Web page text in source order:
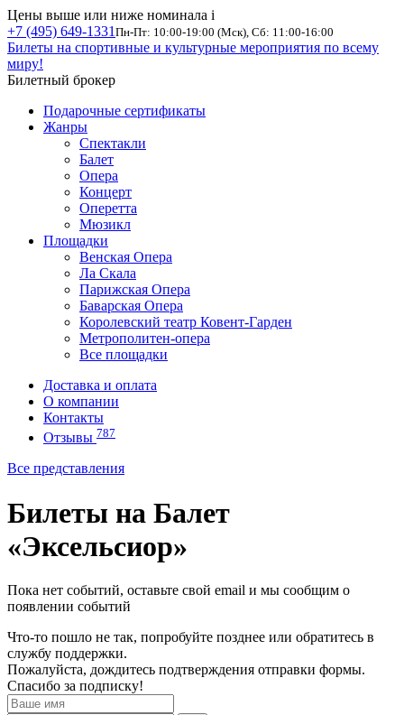
Цены выше или ниже номинала i
+7 (495) 649-1331 Пн-Пт: 10:00-19:00 (Мск), Сб: 11:00-16:00
Билеты на спортивные и культурные мероприятия по всему
миру!
Билетный брокер
Подарочные сертификаты
Жанры
Спектакли
Балет
Опера
Концерт
Оперетта
Мюзикл
Площадки
Венская Опера
Ла Скала
Парижская Опера
Баварская Опера
Королевский театр Ковент-Гарден
Метрополитен-опера
Все площадки
Доставка и оплата
О компании
Контакты
Отзывы 787
Все представления
Билеты на Балет
«Эксельсиор»
Пока нет событий, оставьте свой email и мы сообщим о
появлении событий
Что-то пошло не так, попробуйте позднее или обратитесь в
службу поддержки.
Пожалуйста, дождитесь подтверждения отправки формы.
Спасибо за подписку!